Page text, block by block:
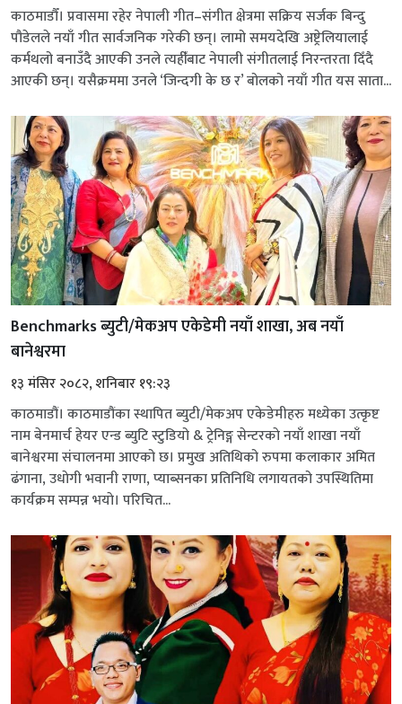
काठमाडौँ। प्रवासमा रहेर नेपाली गीत–संगीत क्षेत्रमा सक्रिय सर्जक बिन्दु
पौडेलले नयाँ गीत सार्वजनिक गरेकी छन्। लामो समयदेखि अष्ट्रेलियालाई
कर्मथलो बनाउँदै आएकी उनले त्यहीँबाट नेपाली संगीतलाई निरन्तरता दिँदै
आएकी छन्। यसैक्रममा उनले ‘जिन्दगी के छ र’ बोलको नयाँ गीत यस साता...
Benchmarks ब्युटी/मेकअप एकेडेमी नयाँ शाखा, अब नयाँ
बानेश्वरमा
१३ मंसिर २०८२, शनिबार १९:२३
काठमाडौं। काठमाडौंका स्थापित ब्युटी/मेकअप एकेडेमीहरु मध्येका उत्कृष्ट
नाम बेनमार्च हेयर एन्ड ब्युटि स्टुडियो & ट्रेनिङ्ग सेन्टरकाे नयाँ शाखा नयाँ
बानेश्वरमा संचालनमा आएको छ। प्रमुख अतिथिको रुपमा कलाकार अमित
ढंगाना, उधाेगी भवानी राणा, प्याब्सनका प्रतिनिधि लगायतको उपस्थितिमा
कार्यक्रम सम्पन्न भयाे। परिचित...